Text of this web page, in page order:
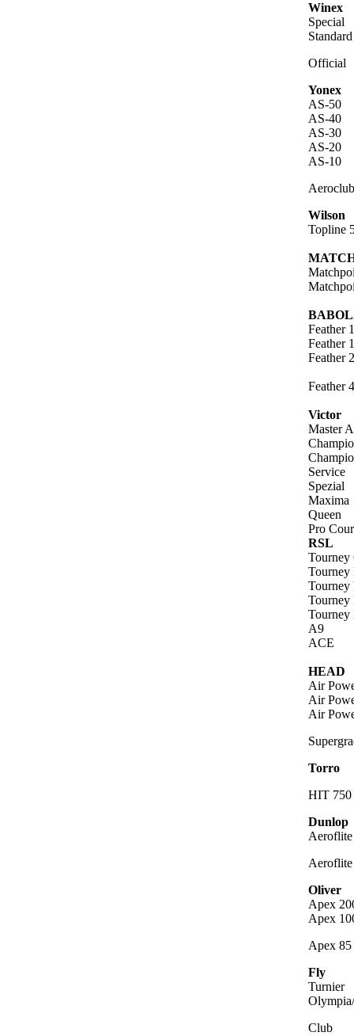
Winex
Special
Standard
Official
Yonex
AS-50
AS-40
AS-30
AS-20
AS-10
Wilson
Topline
Feather
Feather 1
Feather 2
Feather 4
Victor
Master
Service
Spezial
Maxima
Queen
Pro
RSL
Tourney
Tourney
Tourney
Tourney
Tourney
A9
ACE
HEAD
Air
Air
Air
Torro
HIT 750
Dunlop
Oliver
Apex
Apex
Apex 85
Fly
Turnier
Club